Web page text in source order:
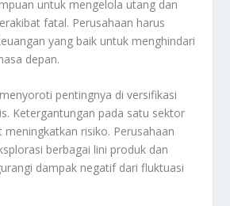
untuk mengelola utang dan
fatal. Perusahaan harus
yang baik untuk menghindari
depan.
pentingnya di versifikasi
Ketergantungan pada satu sektor
risiko. Perusahaan
berbagai lini produk dan
dampak negatif dari fluktuasi